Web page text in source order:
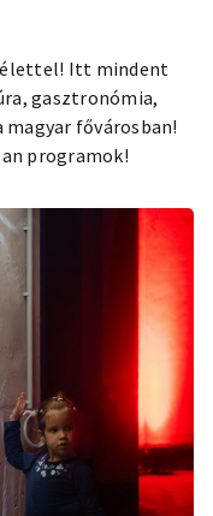
élettel! Itt mindent
gasztronómia,
magyar fővárosban!
programok!